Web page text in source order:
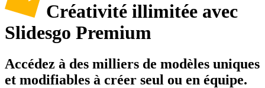
Créativité illimitée avec
Slidesgo Premium
Accédez à des milliers de modèles uniques
et modifiables à créer seul ou en équipe.